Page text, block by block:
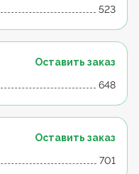
523
Оставить заказ
648
Оставить заказ
701